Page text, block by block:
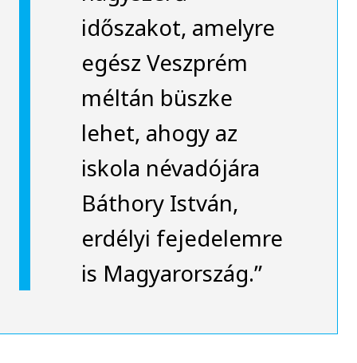
időszakot, amelyre
egész Veszprém
méltán büszke
lehet, ahogy az
iskola névadójára
Báthory István,
erdélyi fejedelemre
is Magyarország.”